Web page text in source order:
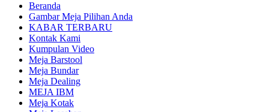
Beranda
Gambar Meja Pilihan Anda
KABAR TERBARU
Kontak Kami
Kumpulan Video
Meja Barstool
Meja Bundar
Meja Dealing
MEJA IBM
Meja Kotak